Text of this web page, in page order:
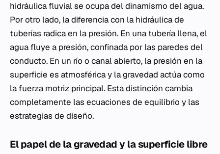
hidráulica fluvial se ocupa del dinamismo del agua.
Por otro lado, la diferencia con la hidráulica de
tuberías radica en la presión. En una tubería llena, el
agua fluye a presión, confinada por las paredes del
conducto. En un río o canal abierto, la presión en la
superficie es atmosférica y la gravedad actúa como
la fuerza motriz principal. Esta distinción cambia
completamente las ecuaciones de equilibrio y las
estrategias de diseño.
El papel de la gravedad y la superficie libre